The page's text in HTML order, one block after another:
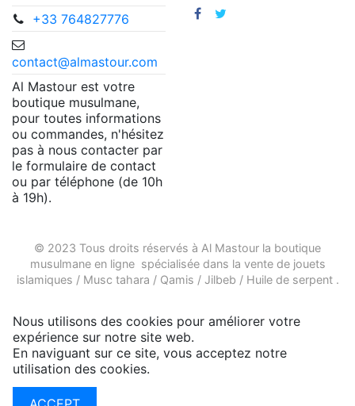
+33 764827776
contact@almastour.com
Al Mastour est votre
boutique musulmane,
pour toutes informations
ou commandes, n'hésitez
pas à nous contacter par
le formulaire de contact
ou par téléphone (de 10h
à 19h).
© 2023 Tous droits réservés à Al Mastour la boutique
musulmane en lignespécialisée dans la vente de jouets
islamiques / Musc tahara / Qamis / Jilbeb / Huile de serpent.
Nous utilisons des cookies pour améliorer votre
expérience sur notre site web.
En naviguant sur ce site, vous acceptez notre
utilisation des cookies.